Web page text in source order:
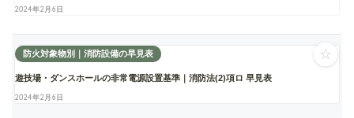
2024年2月6日
防火対象物別｜消防設備の早見表
遊技場・ダンスホールの非常電源設置基準｜消防法(2)項ロ 早見表
2024年2月6日
☆